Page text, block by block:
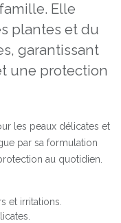
Elle
plantes et du
garantissant
une protection
les peaux délicates et
par sa formulation
au quotidien.
et irritations.